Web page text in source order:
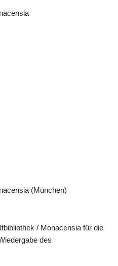
(München)
/ Monacensia für die
des